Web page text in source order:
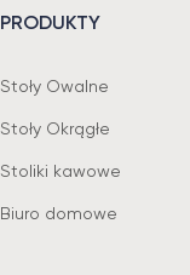
PRODUKTY
Stoły Owalne
Stoły Okrągłe
Stoliki kawowe
Biuro domowe